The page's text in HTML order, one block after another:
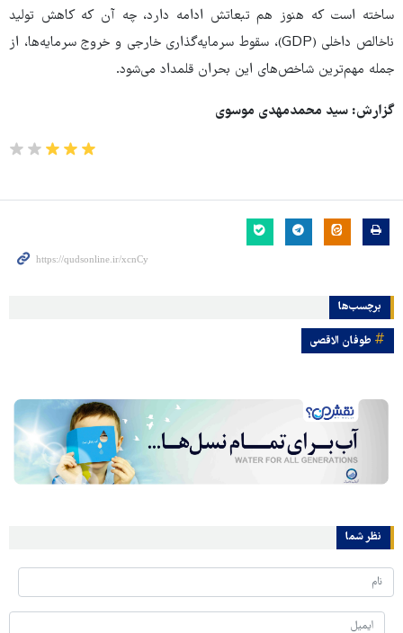
ساخته است که هنوز هم تبعاتش ادامه دارد، چه آن که کاهش تولید
ناخالص داخلی (GDP)، سقوط سرمایه‌گذاری خارجی و خروج سرمایه‌ها، از
جمله مهم‌ترین شاخص‌های این بحران قلمداد می‌شود.
گزارش: سید محمدمهدی موسوی
برچسب‌ها
طوفان الاقصی
نظر شما